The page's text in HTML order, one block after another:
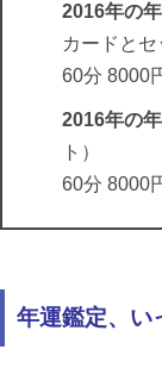
2016年の
カードとセ
60分 8000
2016年の
ト）
60分 8000
年運鑑定、い